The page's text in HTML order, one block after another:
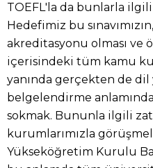
TOEFL'la da bunlarla
Hedefimiz bu
akreditasyonu olması ve
içerisindeki tüm kamu
yanında gerçekten de
belgelendirme anlamında
sokmak. Bununla ilgili
kurumlarımızla
Yükseköğretim Kurulu